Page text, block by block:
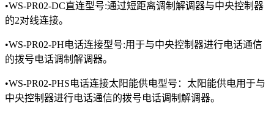
•WS-PR02-DC直连型号:通过短距离调制解调器与中央控制器
的2对线连接。
•WS-PR02-PH电话连接型号:用于与中央控制器进行电话通信
的拨号电话调制解调器。
•WS-PR02-PHS电话连接太阳能供电型号：太阳能供电用于与
中央控制器进行电话通信的拨号电话调制解调器。